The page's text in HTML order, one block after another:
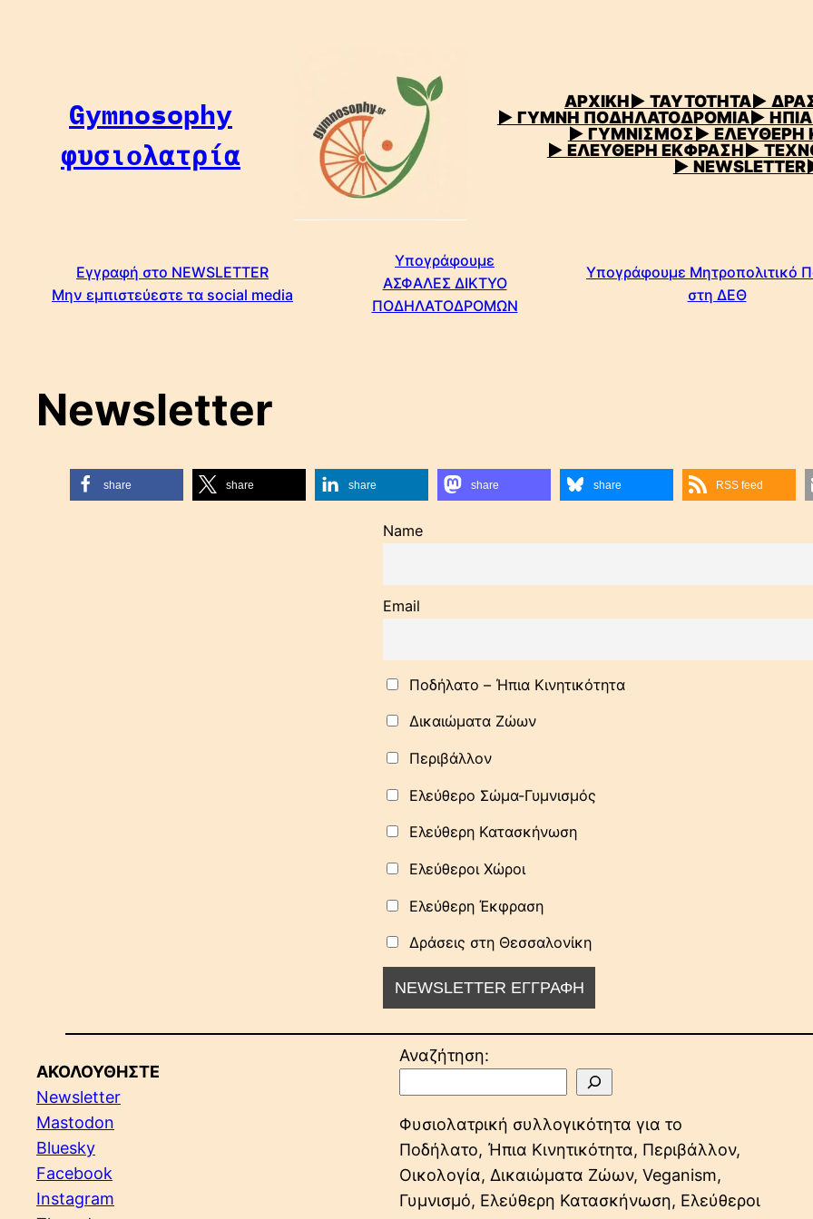
Gymnosophy
φυσιολατρία
ΑΡΧΙΚΗ▶ ΤΑΥΤΟΤΗΤΑ▶
▶ ΓΥΜΝΗ ΠΟΔΗΛΑΤΟΔΡΟΜΙΑ▶ ΗΠΙΑ
▶ ΓΥΜΝΙΣΜΟΣ▶ ΕΛΕΥΘΕΡΗ
▶ ΕΛΕΥΘΕΡΗ ΕΚΦΡΑΣΗ▶
▶ NEWSLETTER
Εγγραφή στο NEWSLETTER
Μην εμπιστεύεστε τα social media
Υπογράφουμε
ΑΣΦΑΛΕΣ ΔΙΚΤΥΟ
ΠΟΔΗΛΑΤΟΔΡΟΜΩΝ
Υπογράφουμε Μητροπολιτικό
στη ΔΕΘ
Newsletter
share share share share share RSS feed
Name
Email
Ποδήλατo – Ήπια Κινητικότητα
Δικαιώματα Ζώων
Περιβάλλον
Ελεύθερο Σώμα-Γυμνισμός
Ελεύθερη Κατασκήνωση
Ελεύθεροι Χώροι
Ελεύθερη Έκφραση
Δράσεις στη Θεσσαλονίκη
ΑΚΟΛΟΥΘΗΣΤΕ
Newsletter
Mastodon
Bluesky
Facebook
Instagram
Αναζήτηση:
Φυσιολατρική συλλογικότητα για το
Ποδήλατο, Ήπια Κινητικότητα, Περιβάλλον,
Οικολογία, Δικαιώματα Ζώων, Veganism,
Γυμνισμό, Ελεύθερη Κατασκήνωση, Ελεύθεροι